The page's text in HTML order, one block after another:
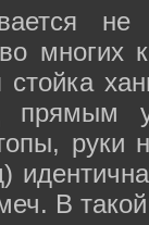
не
многих
прямым
руки
В